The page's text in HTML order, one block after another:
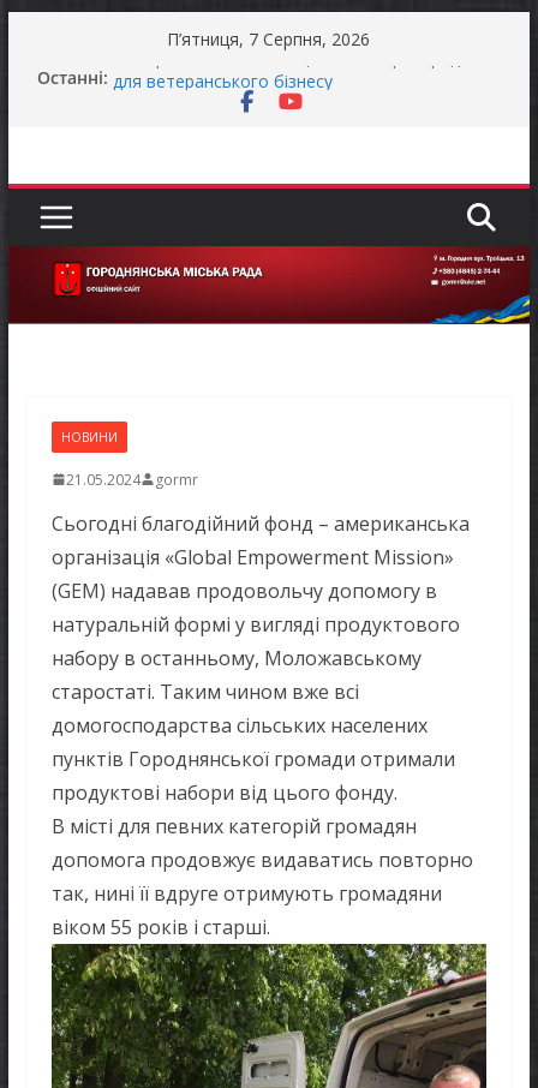
П’ятниця, 7 Серпня, 2026
Останні: Як отримати компенсацію за товари, придбані
для ветеранського бізнесу
Захищай небо Чернігівщини!
Батьки майбутніх першокласників уже можуть
оформити «Пакунок школяра»
Останніми днями погода випробовує жителів
громади справжньою літньою спекою
НОВИНИ
21.05.2024 gormr
Сьогодні благодійний фонд – американська
організація «Global Empowerment Mission»
(GEM) надавав продовольчу допомогу в
натуральній формі у вигляді продуктового
набору в останньому, Моложавському
старостаті. Таким чином вже всі
домогосподарства сільських населених
пунктів Городнянської громади отримали
продуктові набори від цього фонду.
В місті для певних категорій громадян
допомога продовжує видаватись повторно
так, нині її вдруге отримують громадяни
віком 55 років і старші.